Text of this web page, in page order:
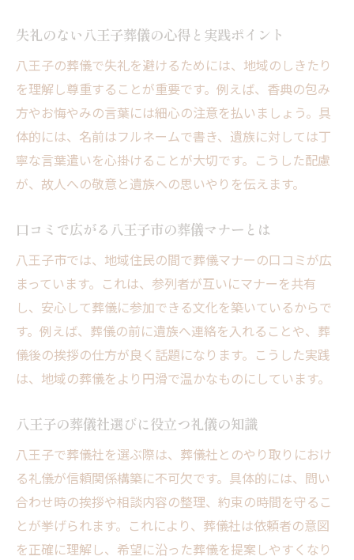
ト実践
口コミを参考にした八王子葬儀のマナー向
上法
安心して葬儀を終えるための八王子流ポイ
ント
八王子市の家族葬で心残りを防ぐ実践マナ
ー
底法
八王子市で温かな葬儀を実現するための心
得
失礼のない八王子葬儀の心得と実践ポイント
八王子の葬儀で失礼を避けるためには、地域のしきたり
を理解し尊重することが重要です。例えば、香典の包み
方やお悔やみの言葉には細心の注意を払いましょう。具
体的には、名前はフルネームで書き、遺族に対しては丁
寧な言葉遣いを心掛けることが大切です。こうした配慮
が、故人への敬意と遺族への思いやりを伝えます。
口コミで広がる八王子市の葬儀マナーとは
八王子市では、地域住民の間で葬儀マナーの口コミが広
まっています。これは、参列者が互いにマナーを共有
し、安心して葬儀に参加できる文化を築いているからで
す。例えば、葬儀の前に遺族へ連絡を入れることや、葬
儀後の挨拶の仕方が良く話題になります。こうした実践
は、地域の葬儀をより円滑で温かなものにしています。
八王子の葬儀社選びに役立つ礼儀の知識
八王子で葬儀社を選ぶ際は、葬儀社とのやり取りにおけ
る礼儀が信頼関係構築に不可欠です。具体的には、問い
合わせ時の挨拶や相談内容の整理、約束の時間を守るこ
とが挙げられます。これにより、葬儀社は依頼者の意図
を正確に理解し、希望に沿った葬儀を提案しやすくなり